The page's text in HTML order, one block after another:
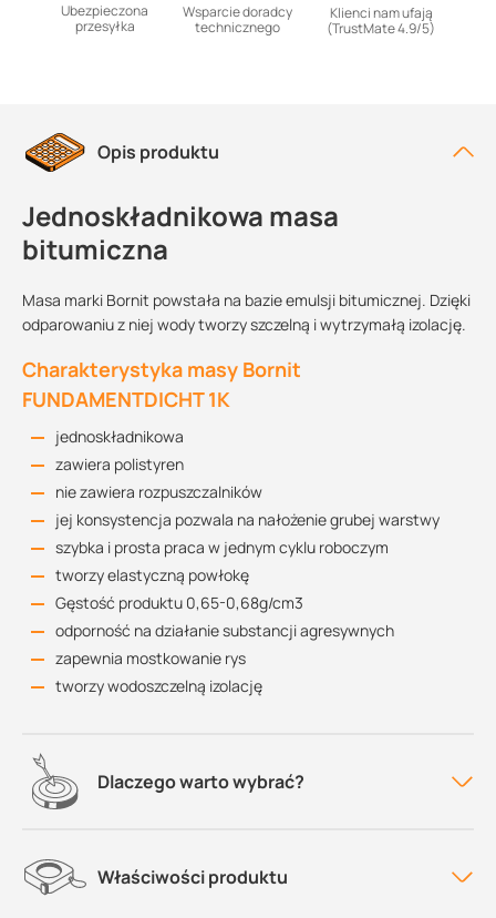
Ubezpieczona
przesyłka
Wsparcie doradcy
technicznego
Klienci nam ufają
(TrustMate 4.9/5)
Opis produktu
Jednoskładnikowa masa
bitumiczna
Masa marki Bornit powstała na bazie emulsji bitumicznej. Dzięki
odparowaniu z niej wody tworzy szczelną i wytrzymałą izolację.
Charakterystyka masy Bornit
FUNDAMENTDICHT 1K
jednoskładnikowa
zawiera polistyren
nie zawiera rozpuszczalników
jej konsystencja pozwala na nałożenie grubej warstwy
szybka i prosta praca w jednym cyklu roboczym
tworzy elastyczną powłokę
Gęstość produktu 0,65-0,68g/cm3
odporność na działanie substancji agresywnych
zapewnia mostkowanie rys
tworzy wodoszczelną izolację
Dlaczego warto wybrać?
Właściwości produktu